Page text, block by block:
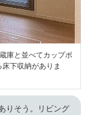
庫と並べてカップボ
下収納がありま
りそう。リビング